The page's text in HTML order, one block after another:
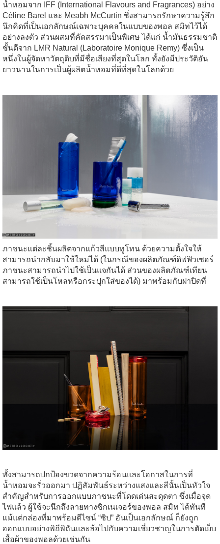
น้ำหอมจาก IFF (International Flavours and Fragrances) อย่าง
Céline Barel และ Meabh McCurtin ซึ่งสามารถรักษาความรู้สึก
นึกคิดที่เป็นเอกลักษณ์เฉพาะบุคคลในแบบของพอล สมิทไว้ได้
อย่างลงตัว ส่วนผสมที่คัดสรรมาเป็นพิเศษ ได้แก่ น้ำมันธรรมชาติ
ชั้นดีจาก LMR Natural (Laboratoire Monique Remy) ซึ่งเป็น
หนึ่งในผู้จัดหาวัตถุดิบที่มีชื่อเสียงที่สุดในโลก ทั้งยังมีประวัติอัน
ยาวนานในการเป็นผู้ผลิตน้ำหอมที่ดีที่สุดในโลกด้วย
ภาชนะแต่ละชิ้นผลิตจากแก้วสีแบบทูโทน ด้วยความตั้งใจให้
สามารถนำกลับมาใช้ใหม่ได้ (ในกรณีของผลิตภัณฑ์ดิฟฟิวเซอร์
ภาชนะสามารถนำไปใช้เป็นแจกันได้ ส่วนของผลิตภัณฑ์เทียน
สามารถใช้เป็นโหลหรือกระปุกใส่ของได้) มาพร้อมกับฝาปิดที่
ทั้งสามารถปกป้องขวดจากความร้อนและโอกาสในการที่
น้ำหอมจะรั่วออกมา ปฏิสัมพันธ์ระหว่างแสงและสีนั้นเป็นหัวใจ
สำคัญสำหรับการออกแบบภาชนะที่โดดเด่นสะดุดตา ซึ่งเมื่อจุด
ไฟแล้ว ผู้ใช้จะนึกถึงลายทางซิกเนเจอร์ของพอล สมิท ได้ทันที
แม้แต่กล่องที่มาพร้อมดีไซน์ “ซิป” อันเป็นเอกลักษณ์ ก็ยังถูก
ออกแบบอย่างพิถีพิถันและล้อไปกับความเชี่ยวชาญในการตัดเย็บ
เสื้อผ้าของพอลด้วยเช่นกัน